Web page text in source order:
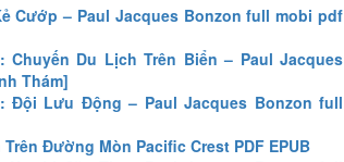
Cướp – Paul Jacques Bonzon full mobi pdf
Du Lịch Trên Biển – Paul Jacques
Thám]
Đội Lưu Động – Paul Jacques Bonzon full
Đường Mòn Pacific Crest PDF EPUB